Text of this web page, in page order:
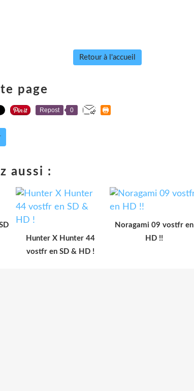
Retour à l'accueil
page
Repost 0
aussi :
Hunter X Hunter 44
vostfr en SD & HD !
Noragami 09 vostfr en
HD !!